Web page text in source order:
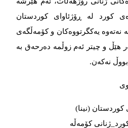
کورد لە ڕۆژئاوای کوردستان
نەتەوە یەکگرتووەکان و کۆمەڵگەی
هێڵ و چیتر ئەم زوڵمە دەرحەق بە
نەکەن.